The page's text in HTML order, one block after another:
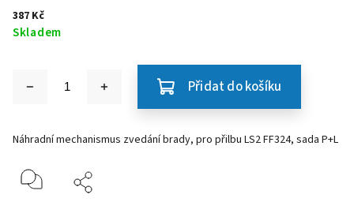
387 Kč
Skladem
Přidat do košíku
Náhradní mechanismus zvedání brady, pro přilbu LS2 FF324, sada P+L